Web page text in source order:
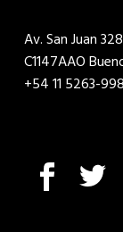
Av. San Juan 328
C1147AAO
+54 11 5263-